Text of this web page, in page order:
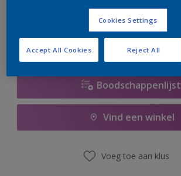
er hard aan om de voorraad aan te vullen.
Boodschappenlijst
Vind een winkel
Voeg toe aan klus
Cookies Settings
Reject All
Accept All Cookies